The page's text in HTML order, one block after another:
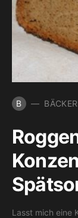
B
Lasst mich eine